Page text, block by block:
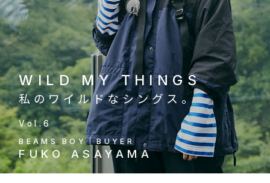
WILD MY THINGS
私のワイルドなシングス。
Vol.6
BEAMS BOY｜BUYER
FUKO ASAYAMA